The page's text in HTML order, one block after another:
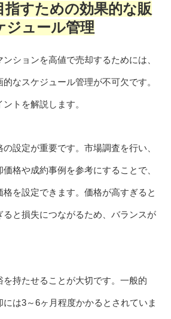
指すための効果的な販
ジュール管理
ションを高値で売却するためには、
なスケジュール管理が不可欠です。
トを解説します。
設定が重要です。市場調査を行い、
格や成約事例を参考にすることで、
を設定できます。価格が高すぎると
ると損失につながるため、バランスが
を持たせることが大切です。一般的
は3～6ヶ月程度かかるとされていま